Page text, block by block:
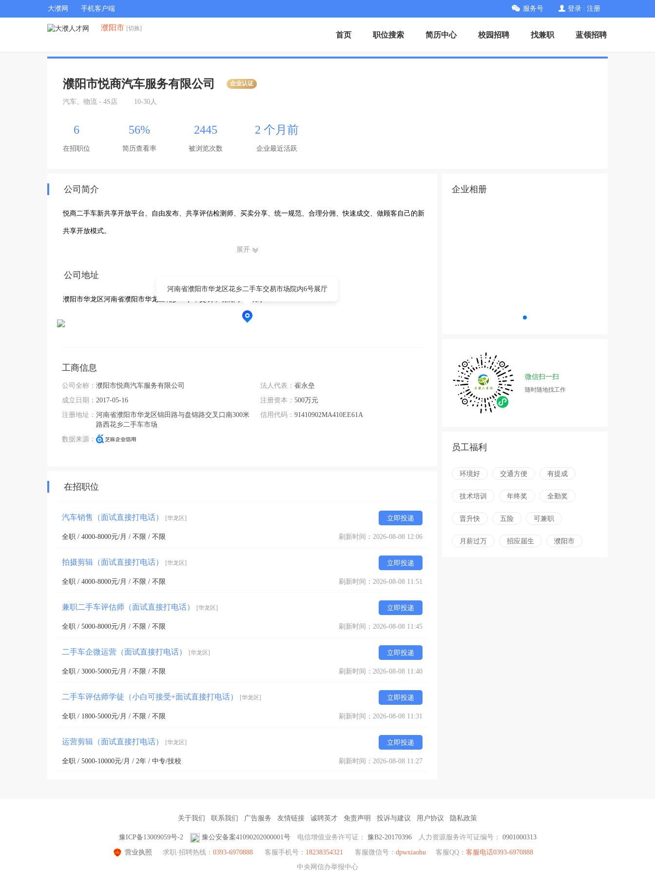
大濮网 手机客户端 服务号 登录 注册
濮阳市 [切换]
首页 职位搜索 简历中心 校园招聘 找兼职 蓝领招聘
濮阳市悦商汽车服务有限公司 企业认证
汽车、物流 - 4S店 10-30人
6
在招职位
56%
简历查看率
2445
被浏览次数
2 个月前
企业最近活跃
公司简介
悦商二手车新共享开放平台、自由发布、共享评估检测师、买卖分享、统一规范、合理分佣、快速成交、做顾客自己的新
共享开放模式。
展开
公司地址
濮阳市华龙区河南省濮阳市华龙区花乡二手车交易市场院内6号展厅
河南省濮阳市华龙区花乡二手车交易市场院内6号展厅
工商信息
公司全称： 濮阳市悦商汽车服务有限公司
成立日期： 2017-05-16
注册地址： 河南省濮阳市华龙区锦田路与盘锦路交叉口南300米
路西花乡二手车市场
数据来源：
法人代表： 崔永垒
注册资本： 500万元
信用代码： 91410902MA410EE61A
在招职位
汽车销售（面试直接打电话） [华龙区] 立即投递
全职 / 4000-8000元/月 / 不限 / 不限 刷新时间：2026-08-08 12:06
拍摄剪辑（面试直接打电话） [华龙区] 立即投递
全职 / 4000-8000元/月 / 不限 / 不限 刷新时间：2026-08-08 11:51
兼职二手车评估师（面试直接打电话） [华龙区] 立即投递
全职 / 5000-8000元/月 / 不限 / 不限 刷新时间：2026-08-08 11:45
二手车企微运营（面试直接打电话） [华龙区] 立即投递
全职 / 3000-5000元/月 / 不限 / 不限 刷新时间：2026-08-08 11:40
二手车评估师学徒（小白可接受+面试直接打电话） [华龙区] 立即投递
全职 / 1800-5000元/月 / 不限 / 不限 刷新时间：2026-08-08 11:31
运营剪辑（面试直接打电话） [华龙区] 立即投递
全职 / 5000-10000元/月 / 2年 / 中专/技校 刷新时间：2026-08-08 11:27
企业相册
微信扫一扫
随时随地找工作
员工福利
环境好 交通方便 有提成
技术培训 年终奖 全勤奖
晋升快 五险 可兼职
月薪过万 招应届生 濮阳市
关于我们 联系我们 广告服务 友情链接 诚聘英才 免责声明 投诉与建议 用户协议 隐私政策
豫ICP备13009059号-2 豫公安备案41090202000001号 电信增值业务许可证： 豫B2-20170396 人力资源服务许可证编号： 0901000313
营业执照 求职·招聘热线： 0393-6970888 客服手机号： 18238354321 客服微信号： dpwxiaohu 客服QQ： 客服电话0393-6970888
中央网信办举报中心